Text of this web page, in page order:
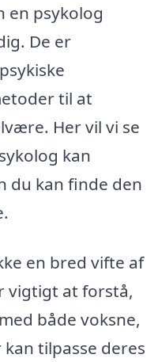
en psykolog
De er
til at
Her vil vi se
kan
du kan finde den
en bred vifte af
vigtigt at forstå,
både voksne,
tilpasse deres